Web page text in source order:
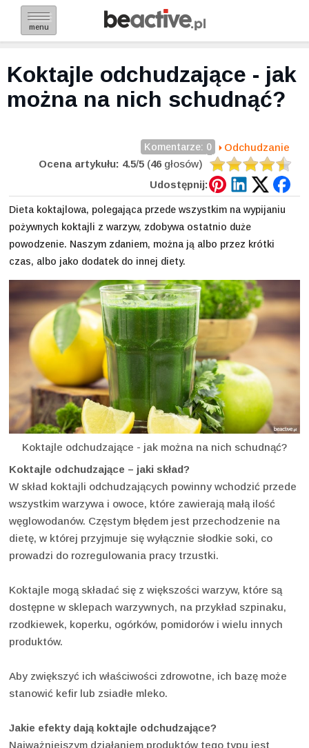
menu
Koktajle odchudzające - jak
można na nich schudnąć?
Odchudzanie
Komentarze: 0
Ocena artykułu: 4.5/5 (46 głosów)
Udostępnij:
Dieta koktajlowa, polegająca przede wszystkim na wypijaniu
pożywnych koktajli z warzyw, zdobywa ostatnio duże
powodzenie. Naszym zdaniem, można ją albo przez krótki
czas, albo jako dodatek do innej diety.
Koktajle odchudzające - jak można na nich schudnąć?
Koktajle odchudzające – jaki skład?
W skład koktajli odchudzających powinny wchodzić przede
wszystkim warzywa i owoce, które zawierają małą ilość
węglowodanów. Częstym błędem jest przechodzenie na
dietę, w której przyjmuje się wyłącznie słodkie soki, co
prowadzi do rozregulowania pracy trzustki.
Koktajle mogą składać się z większości warzyw, które są
dostępne w sklepach warzywnych, na przykład szpinaku,
rzodkiewek, koperku, ogórków, pomidorów i wielu innych
produktów.
Aby zwiększyć ich właściwości zdrowotne, ich bazę może
stanowić kefir lub zsiadłe mleko.
Jakie efekty dają koktajle odchudzające?
Najważniejszym działaniem produktów tego typu jest